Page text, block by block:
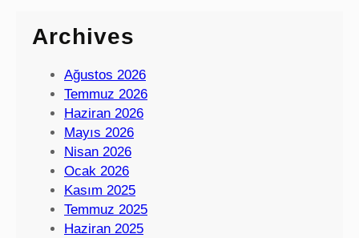
Archives
Ağustos 2026
Temmuz 2026
Haziran 2026
Mayıs 2026
Nisan 2026
Ocak 2026
Kasım 2025
Temmuz 2025
Haziran 2025